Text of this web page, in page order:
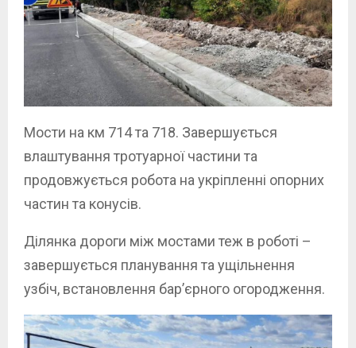
Мости на км 714 та 718. Завершується
влаштування тротуарної частини та
продовжується робота на укріпленні опорних
частин та конусів.
Ділянка дороги між мостами теж в роботі –
завершується планування та ущільнення
узбіч, встановлення бар’єрного огородження.